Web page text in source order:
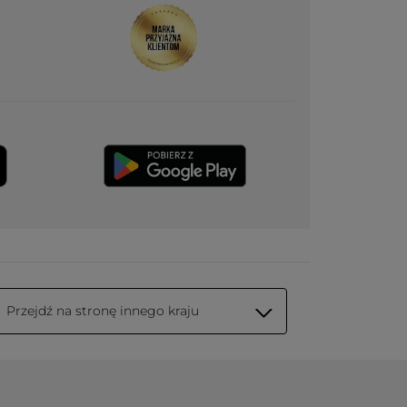
Przejdź na stronę innego kraju